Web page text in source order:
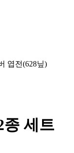
엽전(628닢)
종 세트